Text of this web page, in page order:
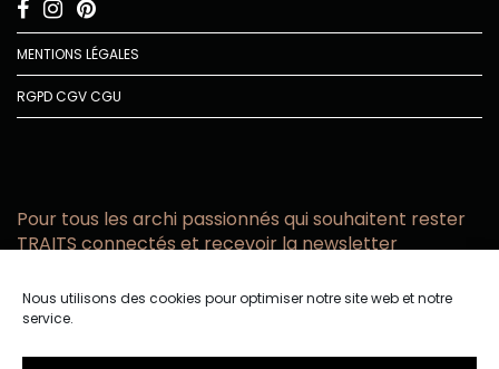
Nous utilisons des cookies pour optimiser notre site web et notre
service.
MENTIONS LÉGALES
RGPDCGVCGU
Pour tous les archi passionnés qui souhaitent rester
TRAITS connectés et recevoir la newsletter
email
confidentialité.